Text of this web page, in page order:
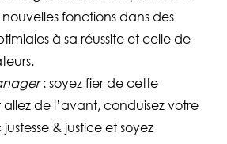
fonctions dans des
à sa réussite et celle de
: soyez fier de cette
de l’avant, conduisez votre
& justice et soyez